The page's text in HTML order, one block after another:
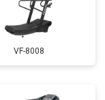
VF-8008